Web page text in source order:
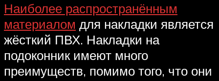
Наиболее распространённым
материалом для накладки является
жёсткий ПВХ. Накладки на
подоконник имеют много
преимуществ, помимо того, что они